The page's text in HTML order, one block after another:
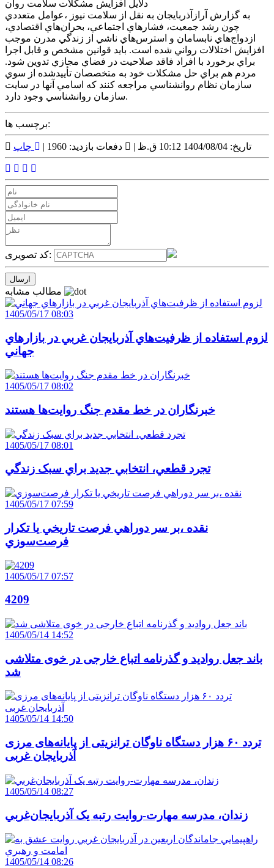
دلايل افزايش مشکلات سلامت روان
به گزارش آرازآذربايجان به نقل از سلامت نيوز ،عوامل متعددي
چون رشد جمعيت، فشارهاي اجتماعي، بحران‌هاي اقتصادي،
ازدواج‌هاي نابسامان و استرس‌هاي ناشي از زندگي مدرن موجب
افزايش اختلالات رواني شده است. بايد قوانين مشخص و قابل اجرا
براي برخورد با افراد فاقد صلاحيت در فضاي مجازي تدوين شود.
مردم هم براي حل مشکلات خود به متخصصان تأييدشده از سوي
سازمان نظام روانشناسي مراجعه کنند که اسامي آنها در سايت
سازمان روانشناسي وجود دارد.
برچسب ها:
تاریخ: 1404/08/04 10:12 ق.ظ | دفعات بازدید: 1960 | چاپ
کد تصویری:
1405/05/17 08:03
لزوم استفاده از ظرفيت‌هاي آذربايجان غربي در بازارهاي
جهاني
1405/05/17 08:02
خبرنگاران در خط مقدم جنگ روايت‌ها هستند
1405/05/17 08:01
تجرد قطعي، انتخابي جديد براي سبک زندگي
1405/05/17 07:59
نقده ،بر سر دوراهي فرصت تاريخي يا تکرار
فرصت‌سوزي
1405/05/17 07:57
4209
1405/05/14 14:52
باند جعل روادید و گذرنامه اتباع خارجی در خوی متلاشی
شد
1405/05/14 14:50
تردد ۶۰ هزار دستگاه ناوگان ترانزیتی از پایانه‌های مرزی
آذربایجان ‌غربی
1405/05/14 08:27
زندان، مدرسه مهارت-روايت رتبه يک آذربايجان‌غربي
1405/05/14 08:26